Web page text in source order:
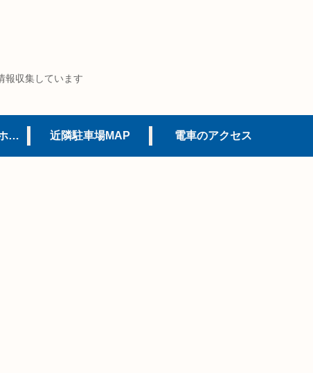
報収集しています
USJオフィシャルホテル 近隣駐車場MAP 電車のアクセス